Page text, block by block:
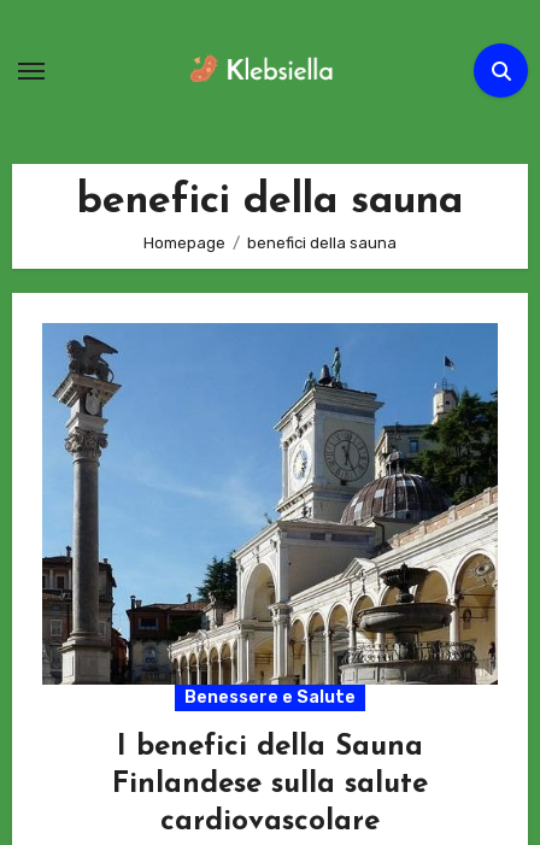
contenuto
benefici della sauna
Homepage benefici della sauna
Benessere e Salute
I benefici della Sauna
Finlandese sulla salute
cardiovascolare